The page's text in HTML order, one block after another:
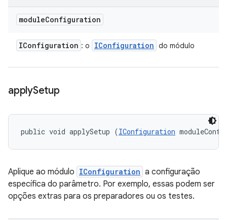
moduleConfiguration
IConfiguration : o IConfiguration do módulo
applySetup
public void applySetup (IConfiguration
Aplique ao módulo IConfiguration a configuração
específica do parâmetro. Por exemplo, essas podem ser
opções extras para os preparadores ou os testes.